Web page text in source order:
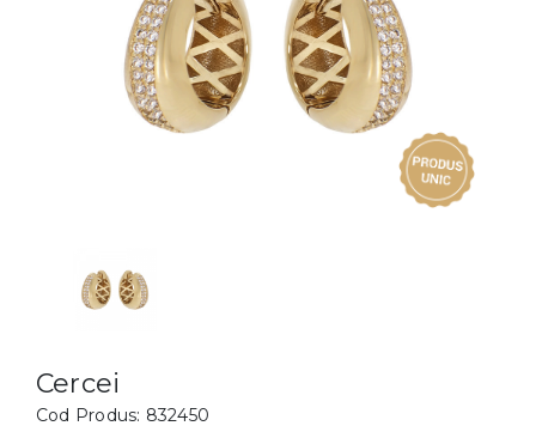
BIJUTERII COPII
Cercei
Bratari
Cercei
Cod Produs: 832450